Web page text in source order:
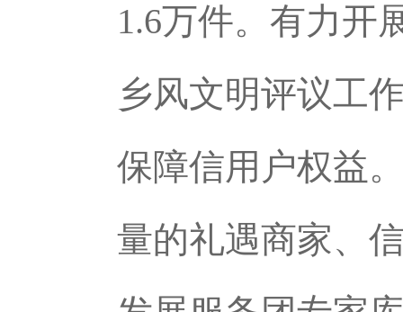
1.6万件。有力开
乡风文明评议工
保障信用户权益
量的礼遇商家、